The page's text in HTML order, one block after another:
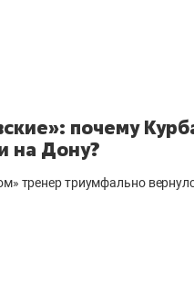
почему
на Дону?
тренер триумфально